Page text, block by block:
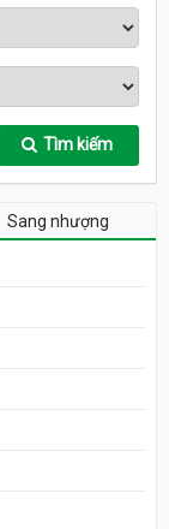
Tìm kiếm
Sang nhượng